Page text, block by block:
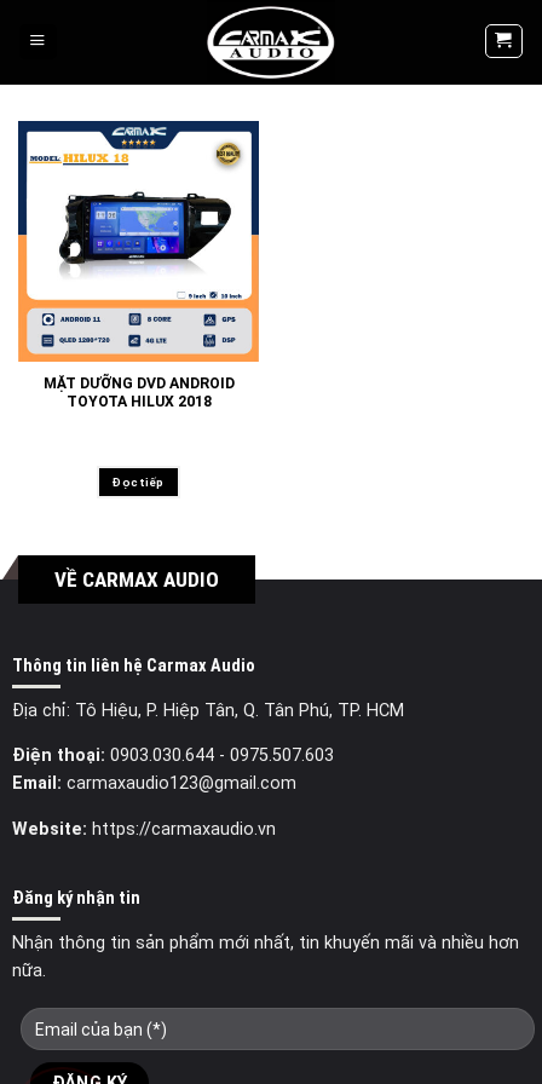
MẶT DƯỠNG DVD ANDROID
TOYOTA HILUX 2018
Đọc tiếp
VỀ CARMAX AUDIO
Thông tin liên hệ Carmax Audio
Địa chỉ: Tô Hiệu, P. Hiệp Tân, Q. Tân Phú, TP. HCM
Điện thoại: 0903.030.644- 0975.507.603
Email: carmaxaudio123@gmail.com
Website: https://carmaxaudio.vn
Đăng ký nhận tin
Nhận thông tin sản phẩm mới nhất, tin khuyến mãi và nhiều hơn
nữa.